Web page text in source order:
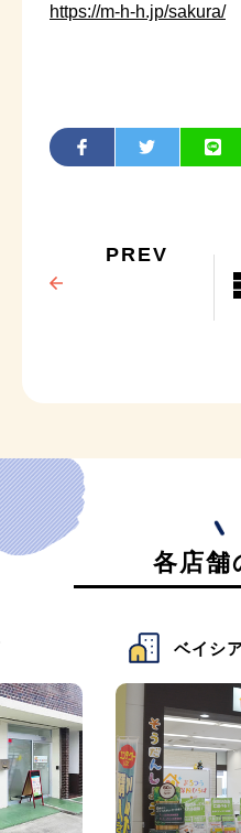
https://m-h-h.jp/sakura/
PREV
各店舗
ベイシ